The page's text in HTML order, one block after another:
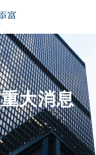
重大消息